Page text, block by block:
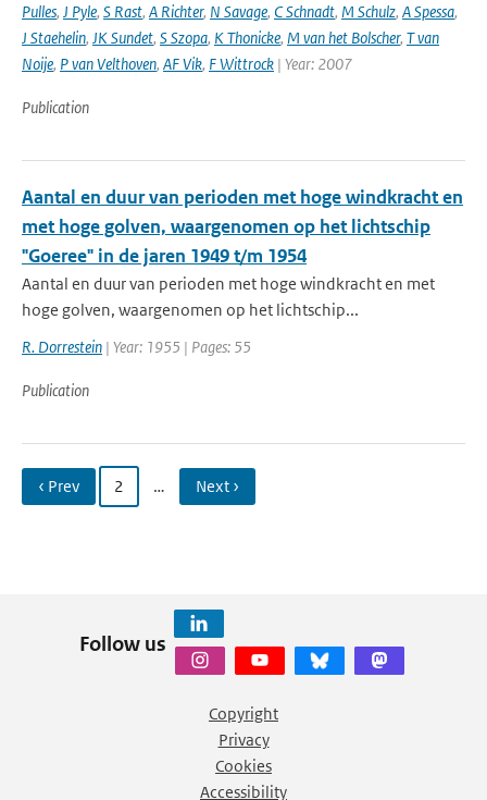
Pulles, J Pyle, S Rast, A Richter, N Savage, C Schnadt, M Schulz, A Spessa,
J Staehelin, JK Sundet, S Szopa, K Thonicke, M van het Bolscher, T van
Noije, P van Velthoven, AF Vik, F Wittrock | Year: 2007
Publication
Aantal en duur van perioden met hoge windkracht en
met hoge golven, waargenomen op het lichtschip
"Goeree" in de jaren 1949 t/m 1954
Aantal en duur van perioden met hoge windkracht en met
hoge golven, waargenomen op het lichtschip...
R. Dorrestein | Year: 1955 | Pages: 55
Publication
‹ Prev 2 … Next ›
Follow us
Copyright
Privacy
Cookies
Accessibility